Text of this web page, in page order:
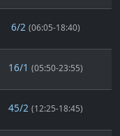
6/2 (06:05-18:40)
16/1 (05:50-23:55)
45/2 (12:25-18:45)